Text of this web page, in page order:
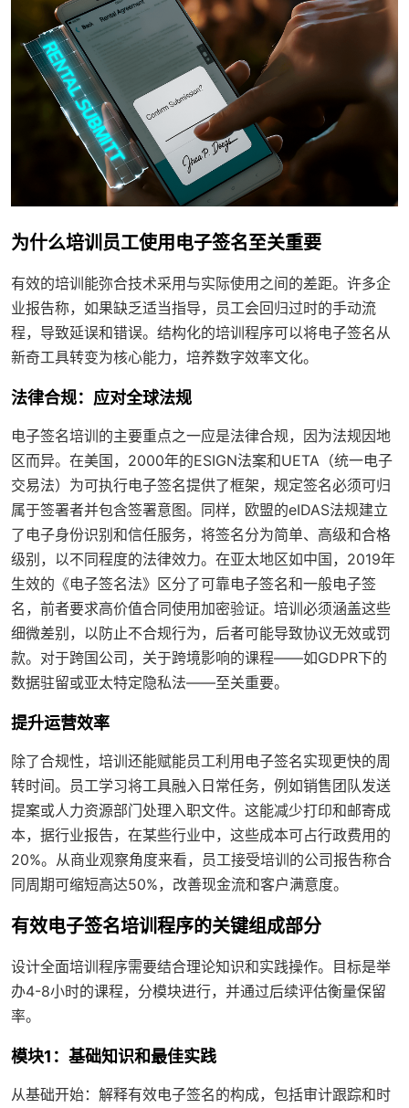
为什么培训员工使用电子签名至关重要
有效的培训能弥合技术采用与实际使用之间的差距。许多企
业报告称，如果缺乏适当指导，员工会回归过时的手动流
程，导致延误和错误。结构化的培训程序可以将电子签名从
新奇工具转变为核心能力，培养数字效率文化。
法律合规：应对全球法规
电子签名培训的主要重点之一应是法律合规，因为法规因地
区而异。在美国，2000年的ESIGN法案和UETA（统一电子
交易法）为可执行电子签名提供了框架，规定签名必须可归
属于签署者并包含签署意图。同样，欧盟的eIDAS法规建立
了电子身份识别和信任服务，将签名分为简单、高级和合格
级别，以不同程度的法律效力。在亚太地区如中国，2019年
生效的《电子签名法》区分了可靠电子签名和一般电子签
名，前者要求高价值合同使用加密验证。培训必须涵盖这些
细微差别，以防止不合规行为，后者可能导致协议无效或罚
款。对于跨国公司，关于跨境影响的课程——如GDPR下的
数据驻留或亚太特定隐私法——至关重要。
提升运营效率
除了合规性，培训还能赋能员工利用电子签名实现更快的周
转时间。员工学习将工具融入日常任务，例如销售团队发送
提案或人力资源部门处理入职文件。这能减少打印和邮寄成
本，据行业报告，在某些行业中，这些成本可占行政费用的
20%。从商业观察角度来看，员工接受培训的公司报告称合
同周期可缩短高达50%，改善现金流和客户满意度。
有效电子签名培训程序的关键组成部分
设计全面培训程序需要结合理论知识和实践操作。目标是举
办4-8小时的课程，分模块进行，并通过后续评估衡量保留
率。
模块1：基础知识和最佳实践
从基础开始：解释有效电子签名的构成，包括审计跟踪和时